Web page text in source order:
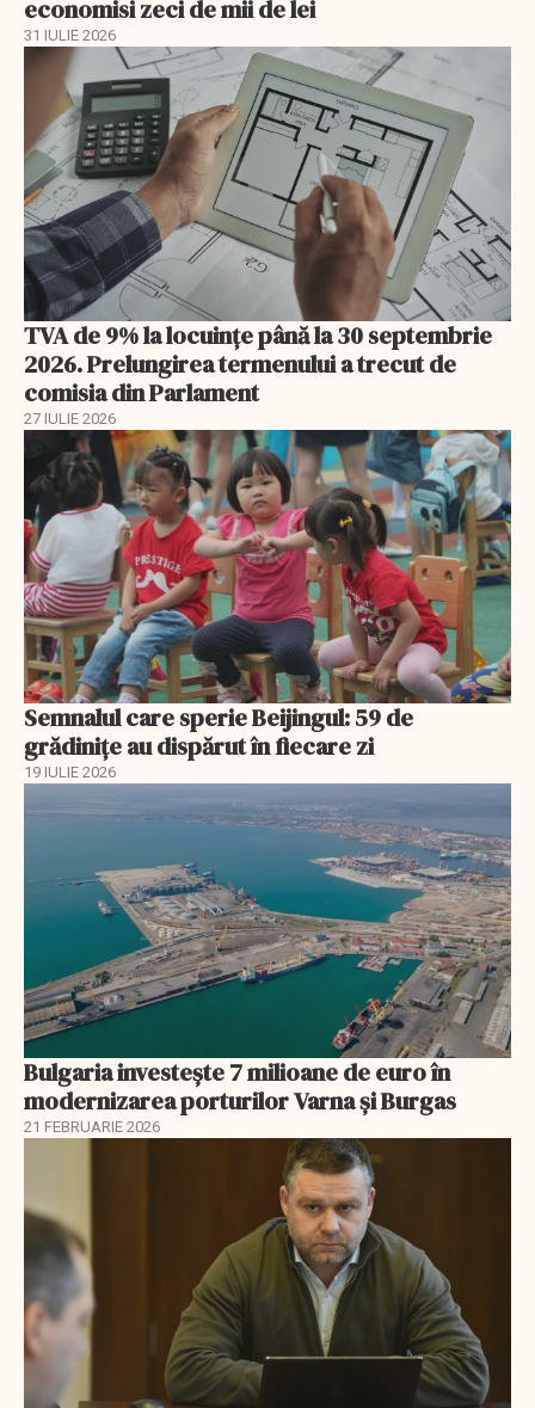
economisi zeci de mii de lei
31 IULIE 2026
TVA de 9% la locuințe până la 30 septembrie
2026. Prelungirea termenului a trecut de
comisia din Parlament
27 IULIE 2026
Semnalul care sperie Beijingul: 59 de
grădinițe au dispărut în fiecare zi
19 IULIE 2026
Bulgaria investește 7 milioane de euro în
modernizarea porturilor Varna și Burgas
21 FEBRUARIE 2026